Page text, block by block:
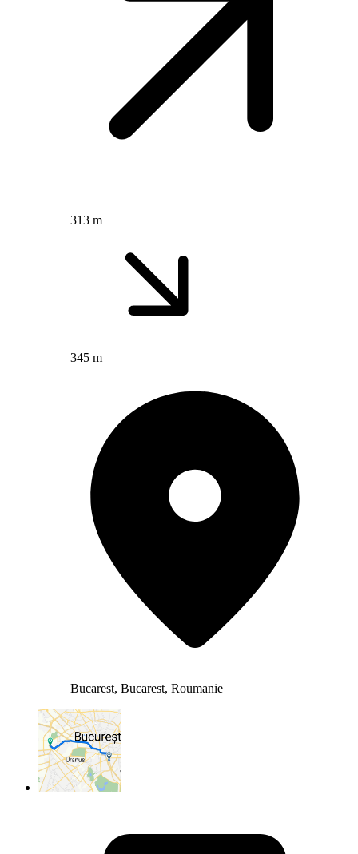
313 m
345 m
Bucarest, Bucarest, Roumanie